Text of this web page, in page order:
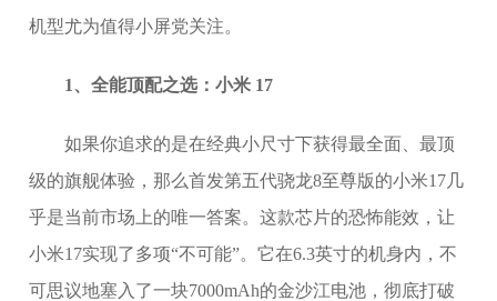
机型尤为值得小屏党关注。
1、全能顶配之选：小米 17
如果你追求的是在经典小尺寸下获得最全面、最顶
级的旗舰体验，那么首发第五代骁龙8至尊版的小米17几
乎是当前市场上的唯一答案。这款芯片的恐怖能效，让
小米17实现了多项“不可能”。它在6.3英寸的机身内，不
可思议地塞入了一块7000mAh的金沙江电池，彻底打破